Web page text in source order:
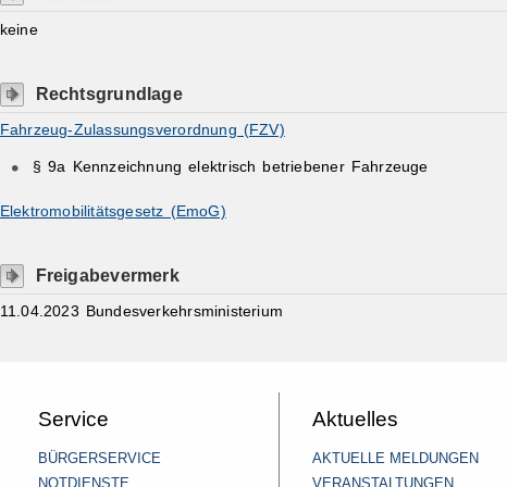
keine
Rechtsgrundlage
Fahrzeug-Zulassungsverordnung (FZV)
§ 9a Kennzeichnung elektrisch betriebener Fahrzeuge
Elektromobilitätsgesetz (EmoG)
Freigabevermerk
11.04.2023 Bundesverkehrsministerium
Service
BÜRGERSERVICE
NOTDIENSTE
Aktuelles
AKTUELLE MELDUNGEN
VERANSTALTUNGEN